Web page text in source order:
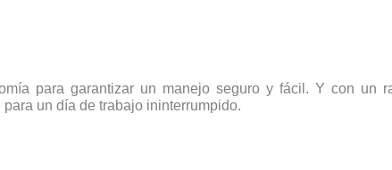
para garantizar un manejo seguro y fácil. Y con un
un día de trabajo ininterrumpido.